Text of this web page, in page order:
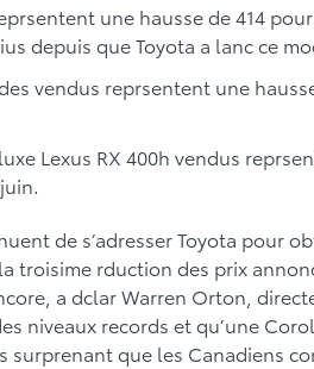
une hausse de 414
depuis que Toyota a lanc ce
vendus reprsentent une
Lexus RX 400h vendus
de s’adresser Toyota pour
troisime rduction des prix
a dclar Warren Orton,
niveaux records et qu’une
surprenant que les Canadiens